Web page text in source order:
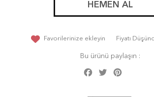
HEMEN AL
Favorilerinize ekleyin Fiyatı
Bu ürünü paylaşın :
Facebook
Twitter